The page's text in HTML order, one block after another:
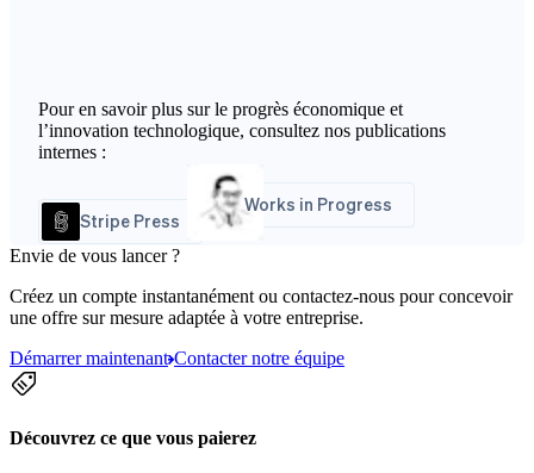
Pour en savoir plus sur le progrès économique et
l’innovation technologique, consultez nos publications
internes :
Stripe Press
Works in Progress
Envie de vous lancer ?
Créez un compte instantanément ou contactez-nous pour concevoir
une offre sur mesure adaptée à votre entreprise.
Démarrer maintenant Contacter notre équipe
Découvrez ce que vous paierez